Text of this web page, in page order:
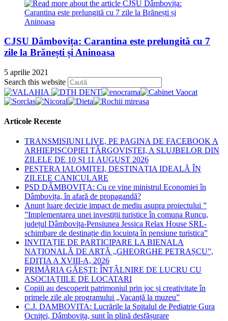
CJSU Dâmbovița: Carantina este prelungită cu 7
zile la Brănești și Aninoasa
5 aprilie 2021
Search this website
Escape
Articole Recente
TRANSMISIUNI LIVE, PE PAGINA DE FACEBOOK A
ARHIEPISCOPIEI TÂRGOVIȘTEI, A SLUJBELOR DIN
ZILELE DE 10 ȘI 11 AUGUST 2026
PEȘTERA IALOMIȚEI, DESTINAȚIA IDEALĂ ÎN
ZILELE CANICULARE
PSD DÂMBOVIȚA: Cu ce vine ministrul Economiei în
Dâmbovița, în afară de propagandă?
Anunț luare decizie impact de mediu asupra proiectului ”
”Implementarea unei investiții turistice în comuna Runcu,
județul Dâmbovița-Pensiunea Jessica Relax House SRL-
schimbare de destinație din locuința în pensiune turistica”
INVITAȚIE DE PARTICIPARE LA BIENALA
NAȚIONALĂ DE ARTĂ „GHEORGHE PETRAȘCU”,
EDIŢIA A XVIII-A, 2026
PRIMĂRIA GĂEȘTI: ÎNTÂLNIRE DE LUCRU CU
ASOCIAȚIILE DE LOCATARI
Copiii au descoperit patrimoniul prin joc și creativitate în
primele zile ale programului „Vacanță la muzeu”
C.J. DAMBOVITA: Lucrările la Spitalul de Pediatrie Gura
Ocniței, Dâmbovița, sunt în plină desfășurare